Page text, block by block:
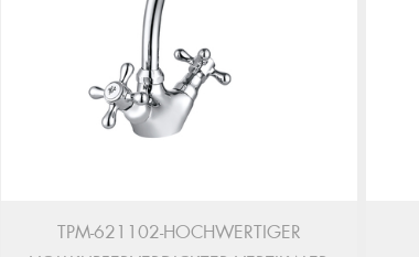
TPM-621102-HOCHWERTIGER